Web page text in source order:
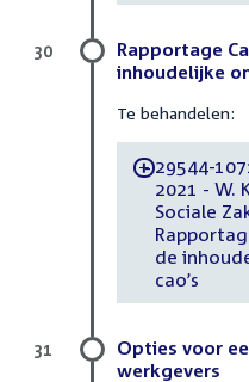
Rapportage
inhoudelijke
Te behandelen:
-29544-
2021 - W.
Sociale
de
cao’s
30
Opties voor
werkgevers
31